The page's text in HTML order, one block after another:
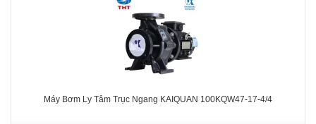
Máy Bơm Ly Tâm Trục Ngang KAIQUAN 100KQW47-17-4/4